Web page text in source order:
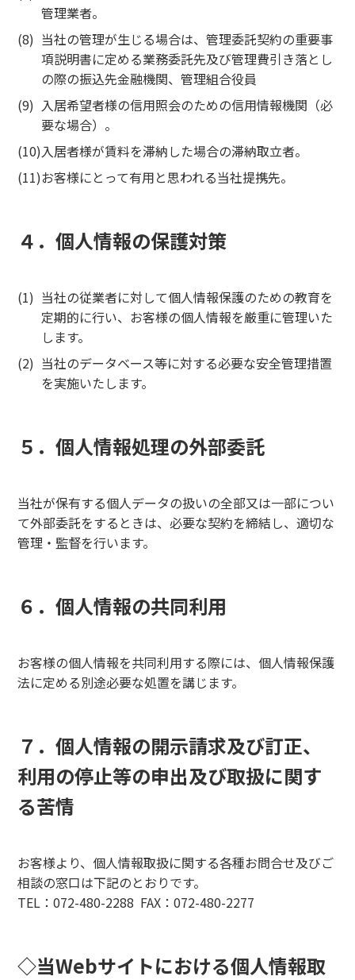
管理業者。
当社の管理が生じる場合は、管理委託契約の重要事
項説明書に定める業務委託先及び管理費引き落とし
の際の振込先金融機関、管理組合役員
入居希望者様の信用照会のための信用情報機関（必
要な場合）。
入居者様が賃料を滞納した場合の滞納取立者。
お客様にとって有用と思われる当社提携先。
４．個人情報の保護対策
当社の従業者に対して個人情報保護のための教育を
定期的に行い、お客様の個人情報を厳重に管理いた
します。
当社のデータベース等に対する必要な安全管理措置
を実施いたします。
５．個人情報処理の外部委託
当社が保有する個人データの扱いの全部又は一部につい
て外部委託をするときは、必要な契約を締結し、適切な
管理・監督を行います。
６．個人情報の共同利用
お客様の個人情報を共同利用する際には、個人情報保護
法に定める別途必要な処置を講じます。
７．個人情報の開示請求及び訂正、
利用の停止等の申出及び取扱に関す
る苦情
お客様より、個人情報取扱に関する各種お問合せ及びご
相談の窓口は下記のとおりです。
TEL：072-480-2288 FAX：072-480-2277
◇当Webサイトにおける個人情報取